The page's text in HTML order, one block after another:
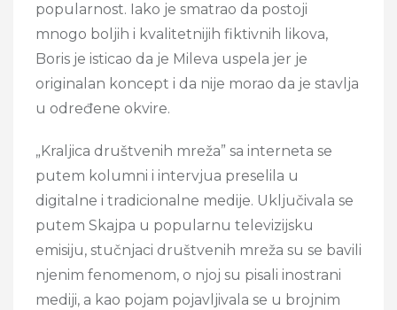
popularnost. Iako je smatrao da postoji
mnogo boljih i kvalitetnijih fiktivnih likova,
Boris je isticao da je Mileva uspela jer je
originalan koncept i da nije morao da je stavlja
u određene okvire.
„Kraljica društvenih mreža” sa interneta se
putem kolumni i intervjua preselila u
digitalne i tradicionalne medije. Uključivala se
putem Skajpa u popularnu televizijsku
emisiju, stučnjaci društvenih mreža su se bavili
njenim fenomenom, o njoj su pisali inostrani
mediji, a kao pojam pojavljivala se u brojnim